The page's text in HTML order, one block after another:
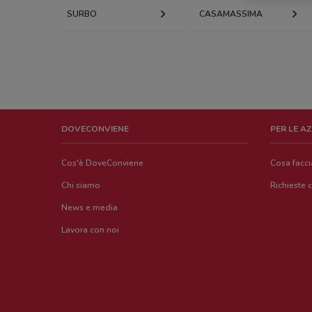
SURBO CASAMASSIMA
DOVECONVIENE
Cos'è DoveConviene
Chi siamo
News e media
Lavora con noi
PER LE
Cosa
Richieste